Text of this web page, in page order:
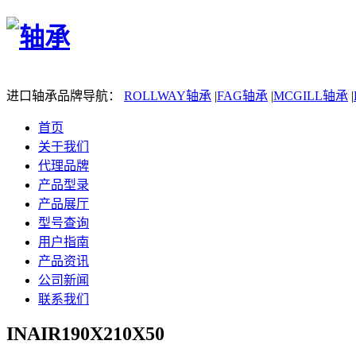
进口轴承品牌导航： ROLLWAY轴承 |FAG轴承 |MCGILL轴承 |
首页
关于我们
代理品牌
产品型录
产品展厅
型号查询
用户指南
产品资讯
公司新闻
联系我们
INAIR190X210X50